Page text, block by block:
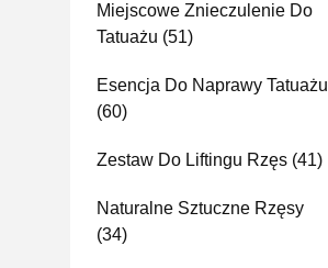
Miejscowe Znieczulenie Do
Tatuażu (51)
Esencja Do Naprawy Tatuażu
(60)
Zestaw Do Liftingu Rzęs (41)
Naturalne Sztuczne Rzęsy
(34)